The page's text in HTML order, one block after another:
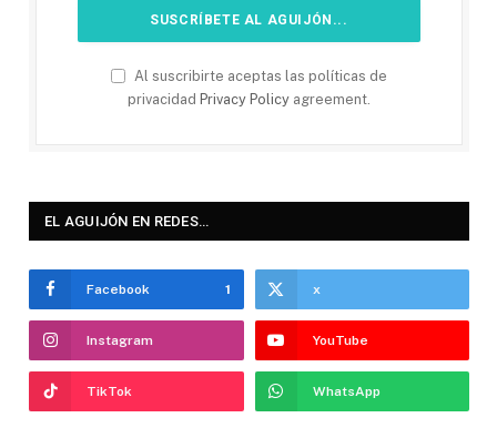
Al suscribirte aceptas las políticas de
privacidad Privacy Policy agreement.
EL AGUIJÓN EN REDES…
Facebook 1 x
Instagram YouTube
TikTok WhatsApp